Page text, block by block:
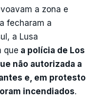
a zona e
fecharam a
a Lusa
que a polícia de Los
não autorizada a
e, em protesto
incendiados.